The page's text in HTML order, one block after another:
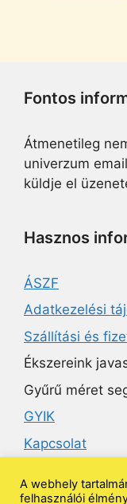
Fontos
Átmenetileg
univerzum
küldje el
Hasznos
ÁSZF
Adatkezelési
Szállítási és
Ékszereink
Gyűrű méret
GYIK
Kapcsolat
A webhely
felhasználói